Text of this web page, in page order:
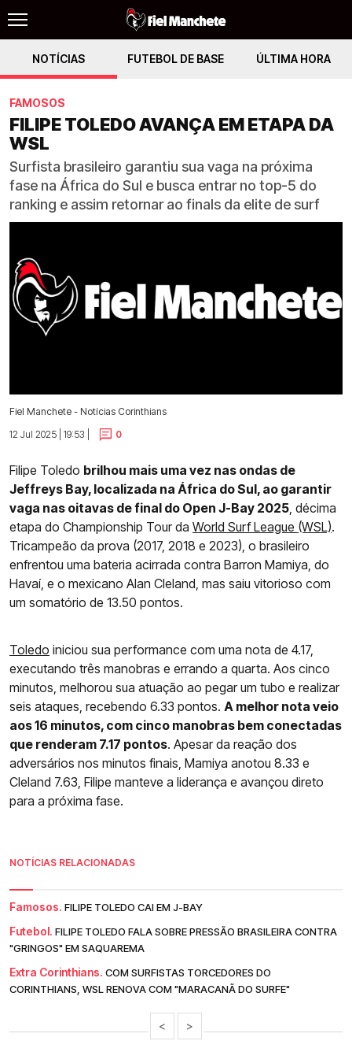
NOTÍCIAS FUTEBOL DE BASE ÚLTIMA HORA
FAMOSOS
FILIPE TOLEDO AVANÇA EM ETAPA DA
WSL
Surfista brasileiro garantiu sua vaga na próxima
fase na África do Sul e busca entrar no top-5 do
ranking e assim retornar ao finals da elite de surf
Fiel Manchete - Notícias Corinthians
12 Jul 2025 | 19:53 |
0
Filipe Toledo brilhou mais uma vez nas ondas de
Jeffreys Bay, localizada na África do Sul, ao garantir
vaga nas oitavas de final do Open J-Bay 2025, décima
etapa do Championship Tour da World Surf League (WSL).
Tricampeão da prova (2017, 2018 e 2023), o brasileiro
enfrentou uma bateria acirrada contra Barron Mamiya, do
Havaí, e o mexicano Alan Cleland, mas saiu vitorioso com
um somatório de 13.50 pontos.
Toledo iniciou sua performance com uma nota de 4.17,
executando três manobras e errando a quarta. Aos cinco
minutos, melhorou sua atuação ao pegar um tubo e realizar
seis ataques, recebendo 6.33 pontos. A melhor nota veio
aos 16 minutos, com cinco manobras bem conectadas
que renderam 7.17 pontos. Apesar da reação dos
adversários nos minutos finais, Mamiya anotou 8.33 e
Cleland 7.63, Filipe manteve a liderança e avançou direto
para a próxima fase.
NOTÍCIAS RELACIONADAS
Famosos. FILIPE TOLEDO CAI EM J-BAY
Futebol. FILIPE TOLEDO FALA SOBRE PRESSÃO BRASILEIRA CONTRA
"GRINGOS" EM SAQUAREMA
Extra Corinthians. COM SURFISTAS TORCEDORES DO
CORINTHIANS, WSL RENOVA COM "MARACANÃ DO SURFE"
< >